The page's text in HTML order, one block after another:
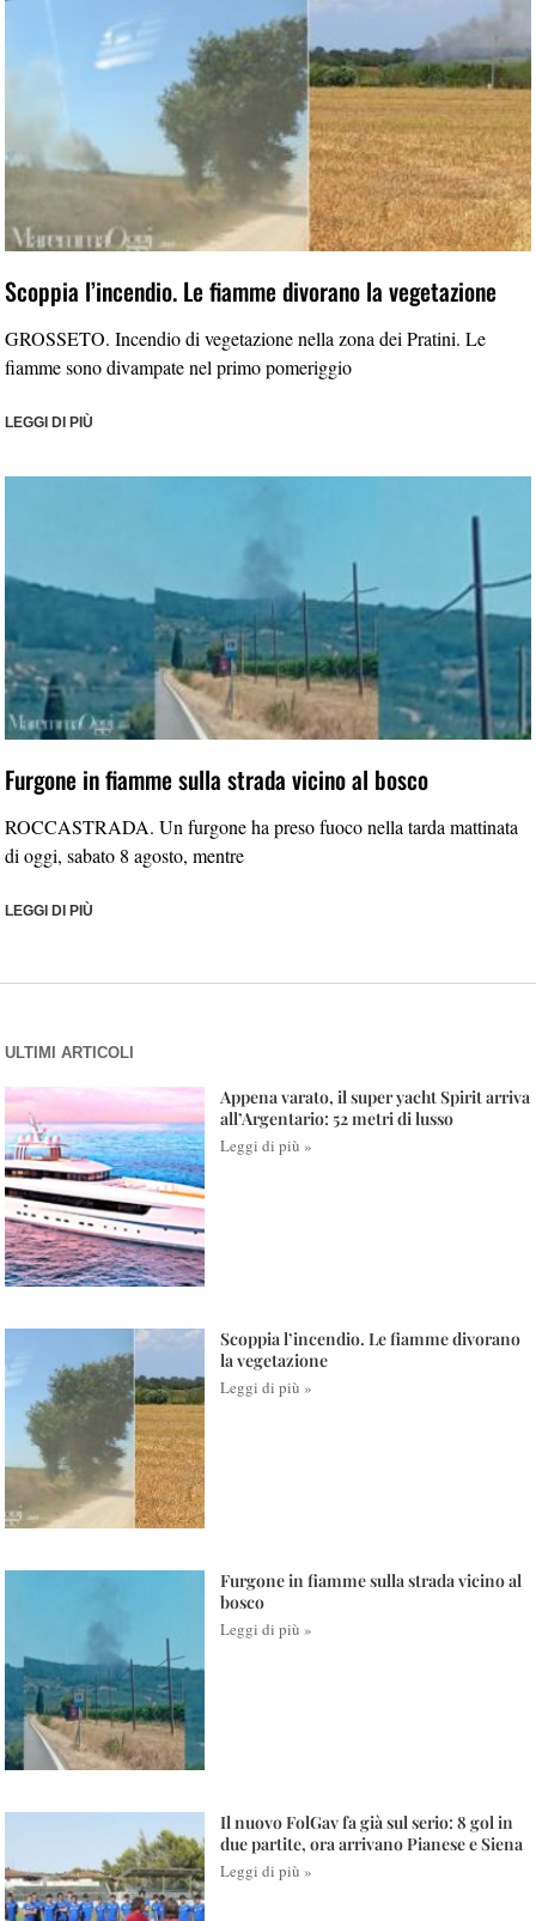
Scoppia l’incendio. Le fiamme divorano la vegetazione
GROSSETO. Incendio di vegetazione nella zona dei Pratini. Le
fiamme sono divampate nel primo pomeriggio
LEGGI DI PIÙ
Furgone in fiamme sulla strada vicino al bosco
ROCCASTRADA. Un furgone ha preso fuoco nella tarda mattinata
di oggi, sabato 8 agosto, mentre
LEGGI DI PIÙ
ULTIMI ARTICOLI
Appena varato, il super yacht Spirit arriva
all’Argentario: 52 metri di lusso
Leggi di più »
Scoppia l’incendio. Le fiamme divorano
la vegetazione
Leggi di più »
Furgone in fiamme sulla strada vicino al
bosco
Leggi di più »
Il nuovo FolGav fa già sul serio: 8 gol in
due partite, ora arrivano Pianese e Siena
Leggi di più »